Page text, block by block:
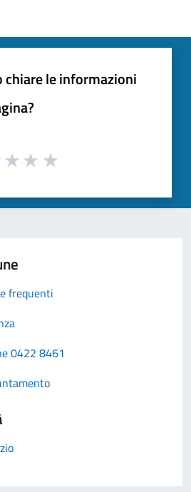
chiare le informazioni
frequenti
0422 8461